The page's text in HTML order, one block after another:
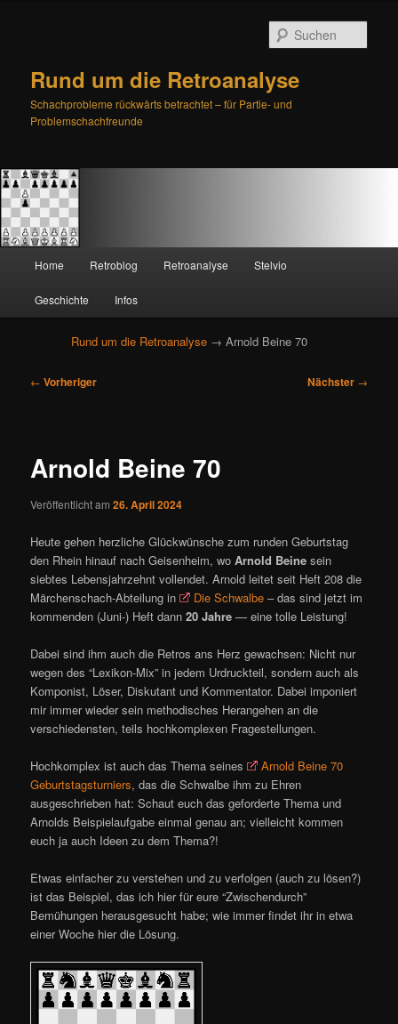
Rund um die Retroanalyse
Schachprobleme rückwärts betrachtet – für Partie- und
Problemschachfreunde
Zum
primären
Inhalt
springen
Zum
sekundären
Inhalt
springen
Home Retroblog Retroanalyse Stelvio
Geschichte Infos
Rund um die Retroanalyse → Arnold Beine 70
B
a
s
a
v
i
g
a
i
o
n
← Vorheriger Nächster →
Arnold Beine 70
Veröffentlicht am26. April 2024
Heute gehen herzliche Glückwünsche zum runden Geburtstag
den Rhein hinauf nach Geisenheim, woArnold Beine sein
siebtes Lebensjahrzehnt vollendet. Arnold leitet seit Heft 208 die
Märchenschach-Abteilung in
Die Schwalbe – das sind jetzt im
kommenden (Juni-) Heft dann20 Jahre — eine tolle Leistung!
Dabei sind ihm auch die Retros ans Herz gewachsen: Nicht nur
wegen des “Lexikon-Mix” in jedem Urdruckteil, sondern auch als
Komponist, Löser, Diskutant und Kommentator. Dabei imponiert
mir immer wieder sein methodisches Herangehen an die
verschiedensten, teils hochkomplexen Fragestellungen.
Hochkomplex ist auch das Thema seines
Arnold Beine 70
Geburtstagsturniers, das die Schwalbe ihm zu Ehren
ausgeschrieben hat: Schaut euch das geforderte Thema und
Arnolds Beispielaufgabe einmal genau an; vielleicht kommen
euch ja auch Ideen zu dem Thema?!
Etwas einfacher zu verstehen und zu verfolgen (auch zu lösen?)
ist das Beispiel, das ich hier für eure “Zwischendurch”
Bemühungen herausgesucht habe; wie immer findet ihr in etwa
einer Woche hier die Lösung.